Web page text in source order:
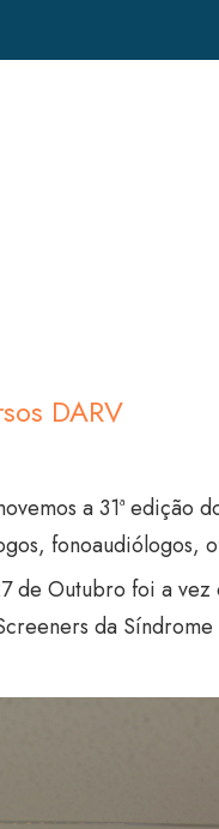
DARV
a 31ª edição
fonoaudiólogos,
de Outubro foi a
da